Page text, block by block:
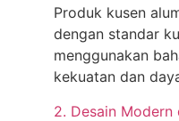
Produk kusen
dengan standar
menggunakan
kekuatan dan
2. Desain Modern